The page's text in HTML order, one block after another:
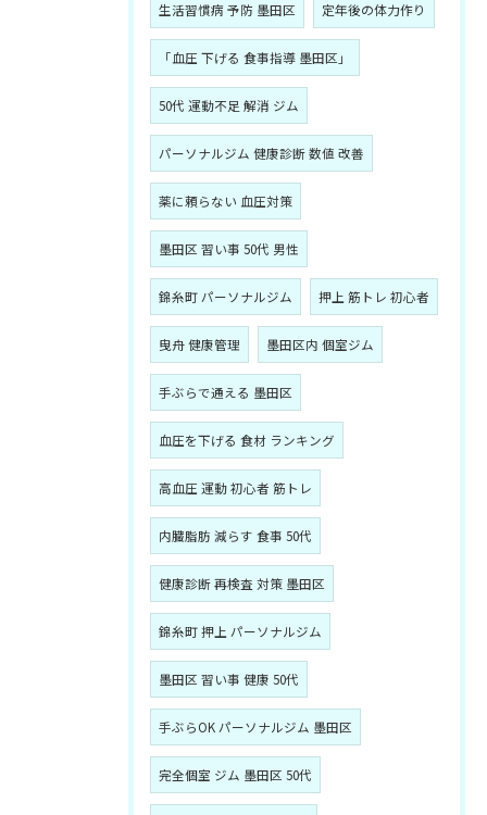
生活習慣病 予防 墨田区 定年後の体力作り
「血圧 下げる 食事指導 墨田区」
50代 運動不足 解消 ジム
パーソナルジム 健康診断 数値 改善
薬に頼らない 血圧対策
墨田区 習い事 50代 男性
錦糸町 パーソナルジム 押上 筋トレ 初心者
曳舟 健康管理 墨田区内 個室ジム
手ぶらで通える 墨田区
血圧を下げる 食材 ランキング
高血圧 運動 初心者 筋トレ
内臓脂肪 減らす 食事 50代
健康診断 再検査 対策 墨田区
錦糸町 押上 パーソナルジム
墨田区 習い事 健康 50代
手ぶらOK パーソナルジム 墨田区
完全個室 ジム 墨田区 50代